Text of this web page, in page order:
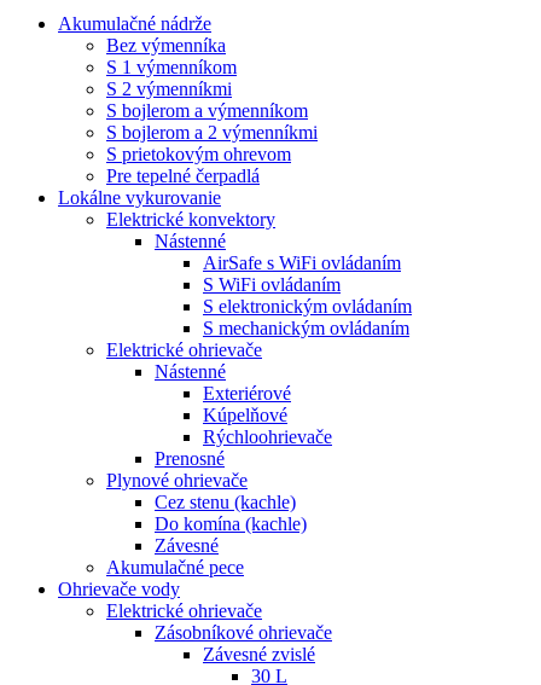
Akumulačné nádrže
Bez výmenníka
S 1 výmenníkom
S 2 výmenníkmi
S bojlerom a výmenníkom
S bojlerom a 2 výmenníkmi
S prietokovým ohrevom
Pre tepelné čerpadlá
Lokálne vykurovanie
Elektrické konvektory
Nástenné
AirSafe s WiFi ovládaním
S WiFi ovládaním
S elektronickým ovládaním
S mechanickým ovládaním
Elektrické ohrievače
Nástenné
Exteriérové
Kúpelňové
Rýchloohrievače
Prenosné
Plynové ohrievače
Cez stenu (kachle)
Do komína (kachle)
Závesné
Akumulačné pece
Ohrievače vody
Elektrické ohrievače
Zásobníkové ohrievače
Závesné zvislé
30 L